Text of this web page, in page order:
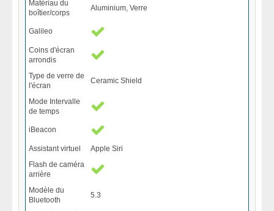
Matériau du
boîtier/corps
Aluminium, Verre
Galileo
Coins d'écran
arrondis
Type de verre de
l'écran
Ceramic Shield
Mode Intervalle
de temps
iBeacon
Assistant virtuel
Apple Siri
Flash de caméra
arrière
Modèle du
Bluetooth
5.3